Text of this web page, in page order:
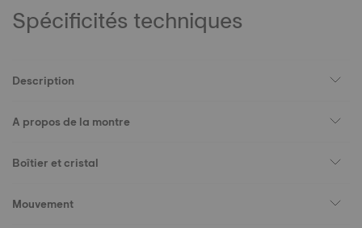
Spécificités techniques
Description
A propos de la montre
Boîtier et cristal
Mouvement